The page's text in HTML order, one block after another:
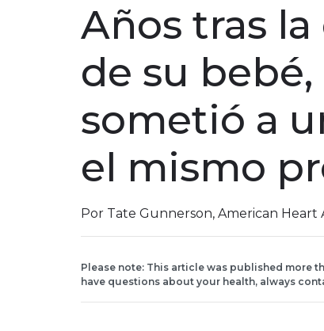
Años tras
de su
sometió a
el mismo
Por Tate Gunnerson, American Heart
Please note: This article was published more
have questions about your health, always